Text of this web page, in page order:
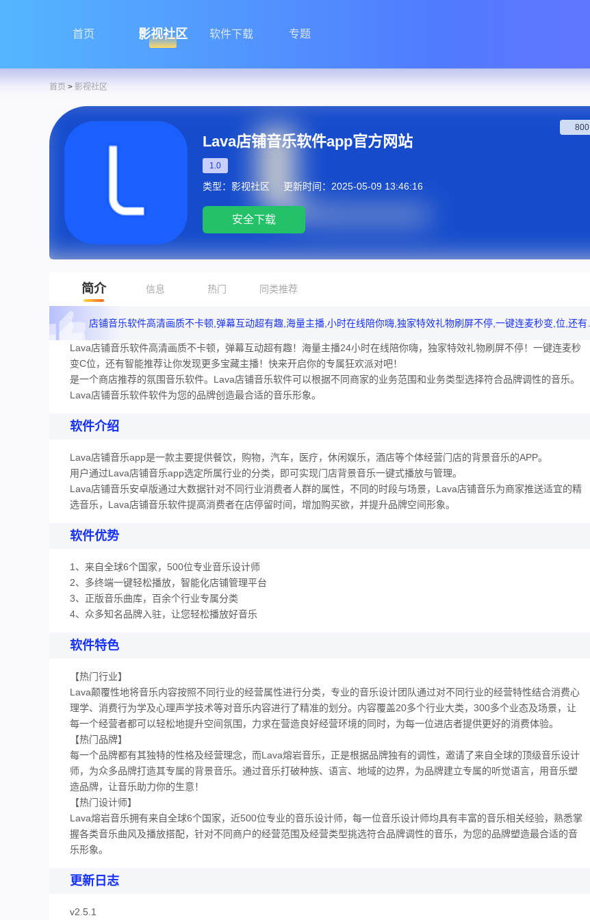
首页 影视社区 软件下载 专题
首页 > 影视社区
Lava店铺音乐软件app官方网站
1.0
类型：影视社区 更新时间：2025-05-09 13:46:16
安全下载
800
简介 信息 热门 同类推荐
Lava店铺音乐软件高清画质不卡顿，弹幕互动超有趣！海量主播24小时在线陪你嗨，独家特效礼物刷屏不停！一键连麦秒
变C位，还有智能推荐让你发现更多宝藏主播！快来开启你的专属狂欢派对吧！
是一个商店推荐的氛围音乐软件。Lava店铺音乐软件可以根据不同商家的业务范围和业务类型选择符合品牌调性的音乐。
Lava店铺音乐软件软件为您的品牌创造最合适的音乐形象。
软件介绍
Lava店铺音乐app是一款主要提供餐饮，购物，汽车，医疗，休闲娱乐，酒店等个体经营门店的背景音乐的APP。
用户通过Lava店铺音乐app选定所属行业的分类，即可实现门店背景音乐一键式播放与管理。
Lava店铺音乐安卓版通过大数据针对不同行业消费者人群的属性，不同的时段与场景，Lava店铺音乐为商家推送适宜的精
选音乐，Lava店铺音乐软件提高消费者在店停留时间，增加购买欲，并提升品牌空间形象。
软件优势
1、来自全球6个国家，500位专业音乐设计师
2、多终端一键轻松播放，智能化店铺管理平台
3、正版音乐曲库，百余个行业专属分类
4、众多知名品牌入驻，让您轻松播放好音乐
软件特色
【热门行业】
Lava颠覆性地将音乐内容按照不同行业的经营属性进行分类，专业的音乐设计团队通过对不同行业的经营特性结合消费心
理学、消费行为学及心理声学技术等对音乐内容进行了精准的划分。内容覆盖20多个行业大类，300多个业态及场景，让
每一个经营者都可以轻松地提升空间氛围，力求在营造良好经营环境的同时，为每一位进店者提供更好的消费体验。
【热门品牌】
每一个品牌都有其独特的性格及经营理念，而Lava熔岩音乐，正是根据品牌独有的调性，邀请了来自全球的顶级音乐设计
师，为众多品牌打造其专属的背景音乐。通过音乐打破种族、语言、地域的边界，为品牌建立专属的听觉语言，用音乐塑
造品牌，让音乐助力你的生意！
【热门设计师】
Lava熔岩音乐拥有来自全球6个国家，近500位专业的音乐设计师，每一位音乐设计师均具有丰富的音乐相关经验，熟悉掌
握各类音乐曲风及播放搭配，针对不同商户的经营范围及经营类型挑选符合品牌调性的音乐，为您的品牌塑造最合适的音
乐形象。
更新日志
v2.5.1